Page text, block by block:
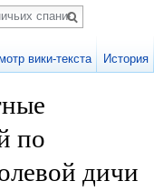
по
дичи
вики-текста История